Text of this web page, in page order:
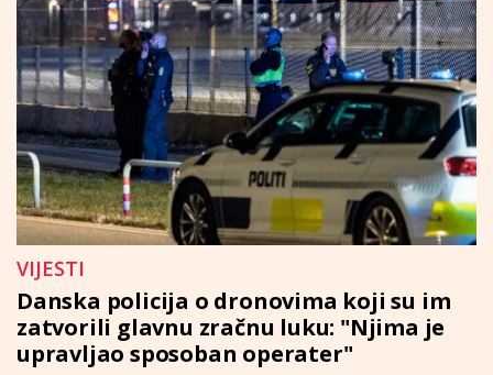
VIJESTI
Danska policija o dronovima koji su im
zatvorili glavnu zračnu luku: "Njima je
upravljao sposoban operater"